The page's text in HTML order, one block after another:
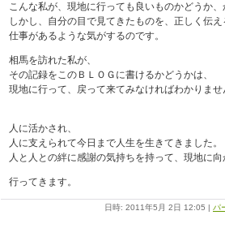
こんな私が、現地に行っても良いものかどうか、
しかし、自分の目で見てきたものを、正しく伝え
仕事があるような気がするのです。
相馬を訪れた私が、
その記録をこのＢＬＯＧに書けるかどうかは、
現地に行って、戻って来てみなければわかりませ
人に活かされ、
人に支えられて今日まで人生を生きてきました。
人と人との絆に感謝の気持ちを持って、現地に向
行ってきます。
日時: 2011年5月 2日 12:05 パ